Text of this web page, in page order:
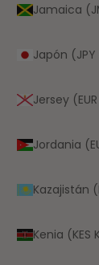
Jamaica
Japón (JPY
Jersey
Jordania
Kazajistán
Kenia (KES